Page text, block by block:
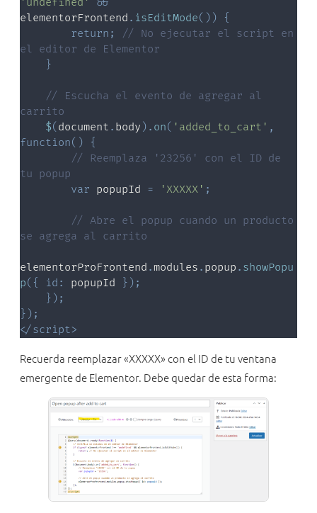
elementorFrontend . isEditMode( ) )
{
return ;
// No ejecutar el script en
el editor de Elementor
}
// Escucha el evento de agregar al
carrito
$( document . body ) . on( 'added_to_cart' ,
function( )
{
// Reemplaza '23256' con el ID de
tu popup
var popupId = 'XXXXX' ;
// Abre el popup cuando un producto
se agrega al carrito
elementorProFrontend . modules . popup . showPopu
p( { id : popupId } ) ;
} ) ;
} ) ;
</script>
Recuerda reemplazar «XXXXX» con el ID de tu ventana
emergente de Elementor. Debe quedar de esta forma: